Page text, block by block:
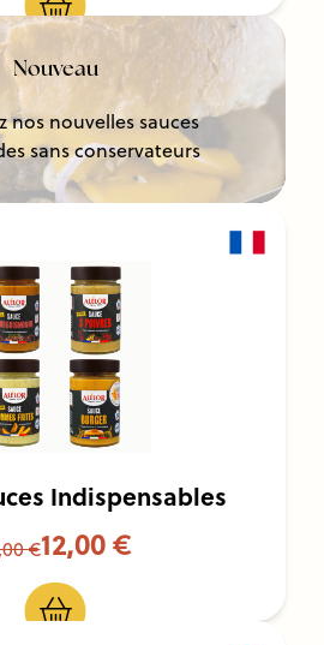
Nouveau
nos nouvelles sauces
sans conservateurs
Indispensables
€12,00 €